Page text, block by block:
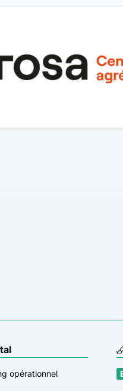
opérationnel